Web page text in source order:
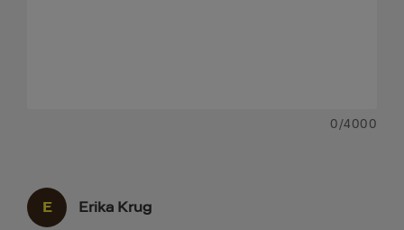
0 /4000
E Erika Krug